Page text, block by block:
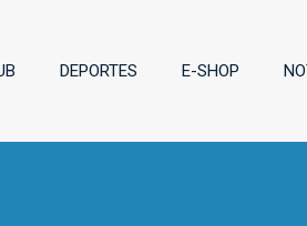
DEPORTES E-SHOP